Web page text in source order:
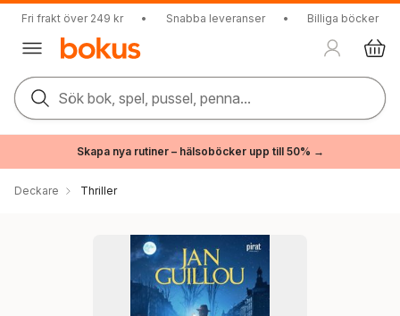
Fri frakt över 249 kr • Snabba leveranser • Billiga böcker
Sök bok, spel, pussel, penna...
Skapa nya rutiner – hälsoböcker upp till 50% →
Deckare Thriller